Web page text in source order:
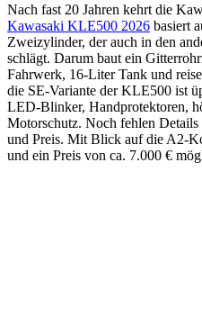
Nach fast 20 Jahren kehrt die
Kawasaki KLE500 2026 basiert
Zweizylinder, der auch in den
schlägt. Darum baut ein
Fahrwerk, 16-Liter Tank und
die SE-Variante der KLE500 ist
LED-Blinker, Handprotektoren,
Motorschutz. Noch fehlen
und Preis. Mit Blick auf die A2-
und ein Preis von ca. 7.000 €